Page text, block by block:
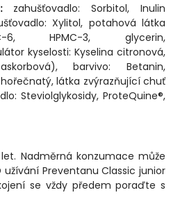
zahušťovadlo: Sorbitol, Inulin
Xylitol, potahová látka
6, HPMC-3, glycerin,
kyselosti: Kyselina citronová,
barvivo: Betanin,
látka zvýrazňující chuť
Steviolglykosidy, ProteQuine®,
Nadměrná konzumace může
Preventanu Classic junior
se vždy předem poraďte s